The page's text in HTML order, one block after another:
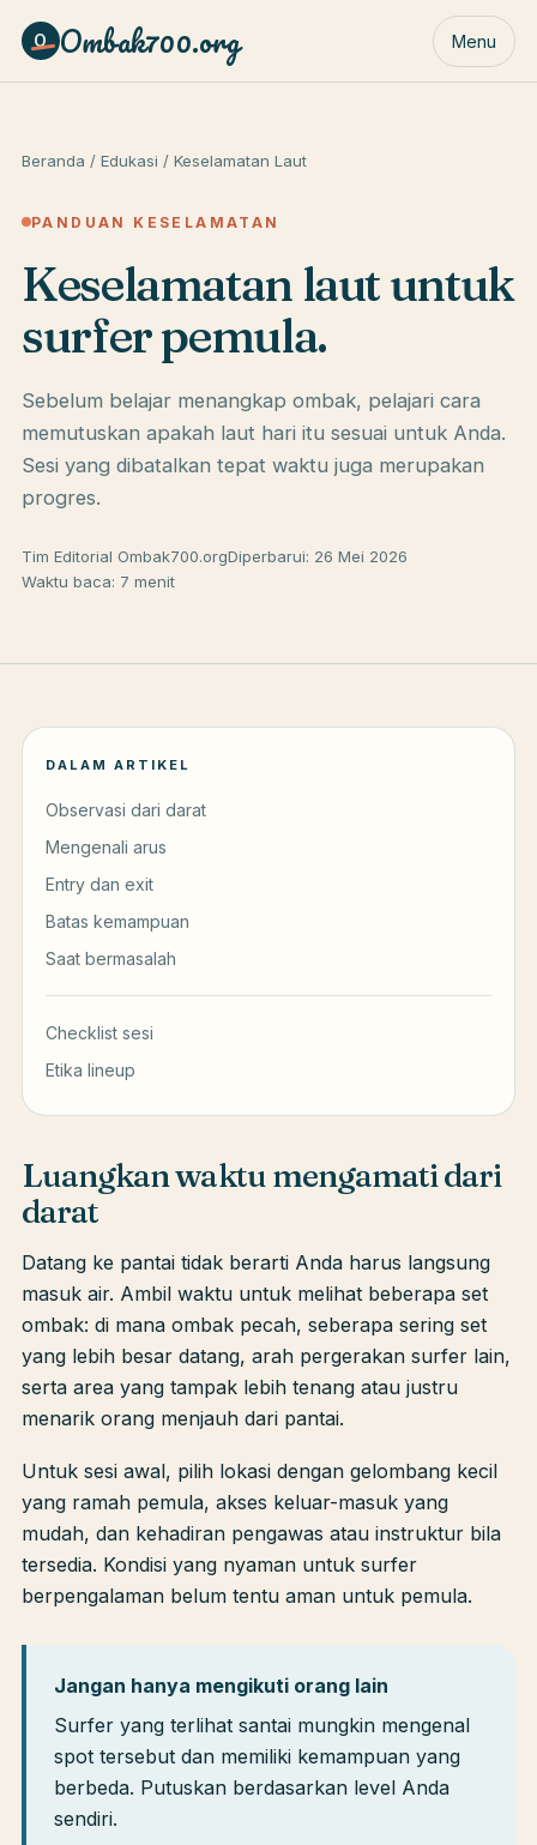
O Ombak700.org Menu
Beranda / Edukasi / Keselamatan Laut
PANDUAN KESELAMATAN
Keselamatan laut untuk
surfer pemula.
Sebelum belajar menangkap ombak, pelajari cara
memutuskan apakah laut hari itu sesuai untuk Anda.
Sesi yang dibatalkan tepat waktu juga merupakan
progres.
Tim Editorial Ombak700.orgDiperbarui: 26 Mei 2026
Waktu baca: 7 menit
DALAM ARTIKEL
Observasi dari darat
Mengenali arus
Entry dan exit
Batas kemampuan
Saat bermasalah
Checklist sesi
Etika lineup
Luangkan waktu mengamati dari
darat
Datang ke pantai tidak berarti Anda harus langsung
masuk air. Ambil waktu untuk melihat beberapa set
ombak: di mana ombak pecah, seberapa sering set
yang lebih besar datang, arah pergerakan surfer lain,
serta area yang tampak lebih tenang atau justru
menarik orang menjauh dari pantai.
Untuk sesi awal, pilih lokasi dengan gelombang kecil
yang ramah pemula, akses keluar-masuk yang
mudah, dan kehadiran pengawas atau instruktur bila
tersedia. Kondisi yang nyaman untuk surfer
berpengalaman belum tentu aman untuk pemula.
Jangan hanya mengikuti orang lain
Surfer yang terlihat santai mungkin mengenal
spot tersebut dan memiliki kemampuan yang
berbeda. Putuskan berdasarkan level Anda
sendiri.